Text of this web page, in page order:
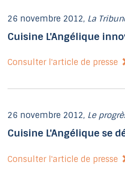
26 novembre 2012, La
Cuisine L'Angélique
Consulter l'article de presse
26 novembre 2012, Le
Cuisine L'Angélique se
Consulter l'article de presse